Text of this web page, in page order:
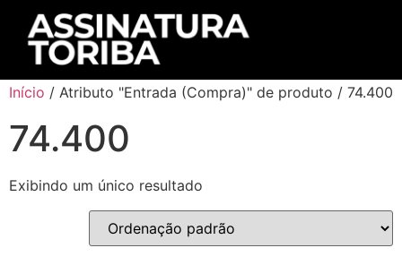
Início / Atributo "Entrada (Compra)" de produto / 74.400
74.400
Exibindo um único resultado